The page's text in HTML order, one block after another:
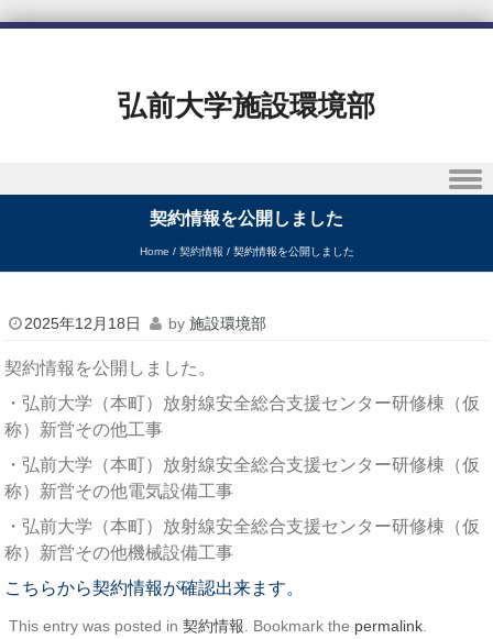
弘前大学施設環境部
契約情報を公開しました
Home /契約情報 /契約情報を公開しました
2025年12月18日 by 施設環境部
契約情報を公開しました。
・弘前大学（本町）放射線安全総合支援センター研修棟（仮
称）新営その他工事
・弘前大学（本町）放射線安全総合支援センター研修棟（仮
称）新営その他電気設備工事
・弘前大学（本町）放射線安全総合支援センター研修棟（仮
称）新営その他機械設備工事
こちらから契約情報が確認出来ます。
This entry was posted in 契約情報 . Bookmark the permalink